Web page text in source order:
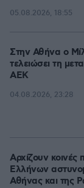
05.08.2026, 18:55
Στην Αθήνα ο
τελειώσει τη
ΑΕΚ
04.08.2026, 23:28
Αρχίζουν κοινές
Ελλήνων
Αθήνας και της